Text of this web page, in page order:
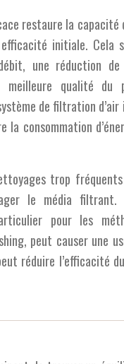
restaure la
initiale. Cela
une réduction de
meilleure qualité du
de filtration
la consommation
trop
le média filtrant.
pour les
peut causer une
réduire l’efficacité